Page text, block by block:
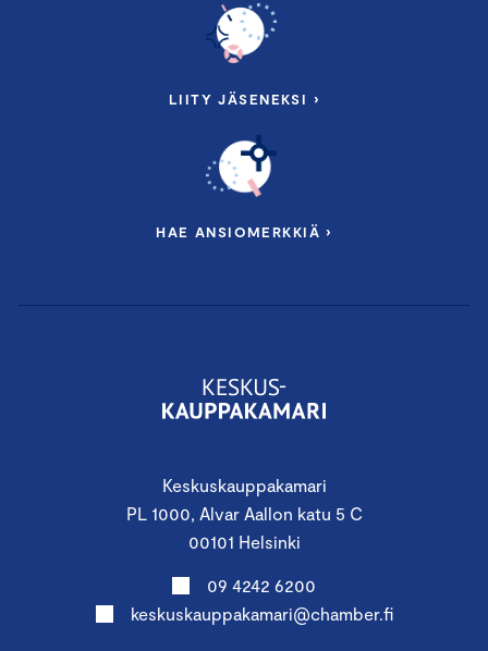
Keskuskauppakamari
PL 1000, Alvar Aallon katu 5 C
00101 Helsinki
09 4242 6200
keskuskauppakamari@chamber.fi
LIITY JÄSENEKSI ›
HAE ANSIOMERKKIÄ ›